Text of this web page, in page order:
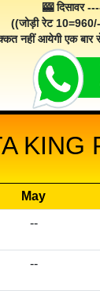
🎰 दिसावर
((जोड़ी रेट
नहीं आयेगी एक बार
May
--
--